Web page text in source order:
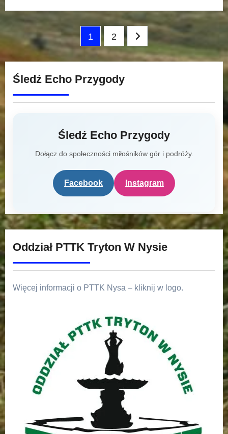
Stronicowanie
wpisów
1 2
Śledź Echo Przygody
Śledź Echo Przygody
Dołącz do społeczności miłośników gór i podróży.
Facebook Instagram
Oddział PTTK Tryton W Nysie
Więcej informacji o PTTK Nysa – kliknij w logo.